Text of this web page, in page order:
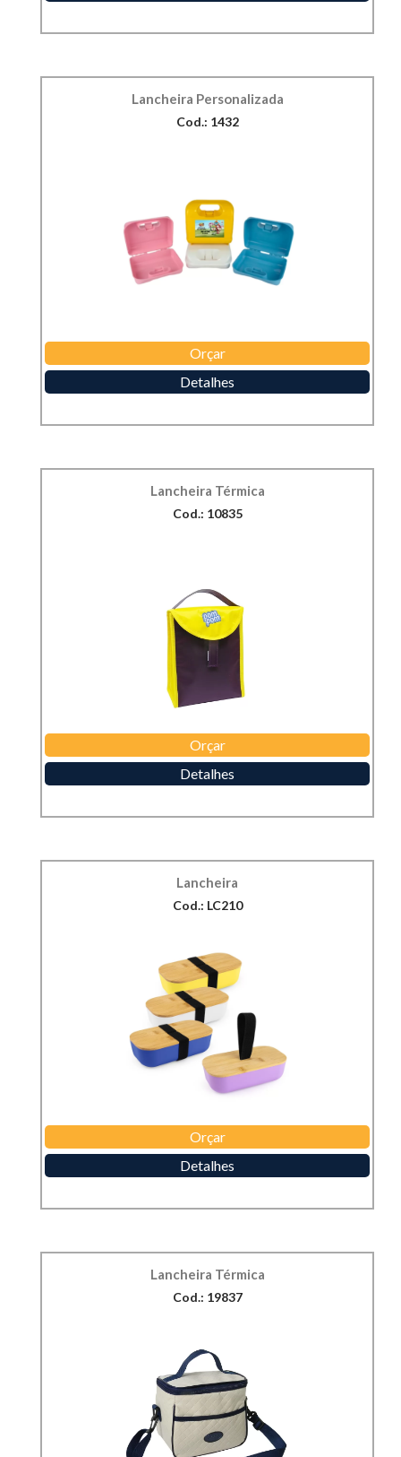
Lancheira Personalizada
Cod.: 1432
Orçar
Detalhes
Lancheira Térmica
Cod.: 10835
Orçar
Detalhes
Lancheira
Cod.: LC210
Orçar
Detalhes
Lancheira Térmica
Cod.: 19837